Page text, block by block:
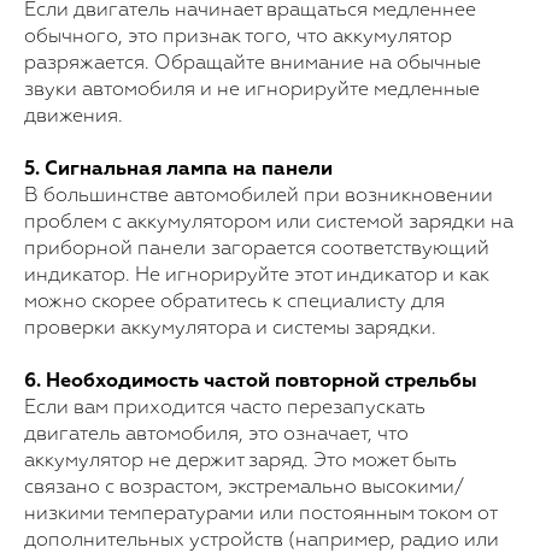
Если двигатель начинает вращаться медленнее
обычного, это признак того, что аккумулятор
разряжается. Обращайте внимание на обычные
звуки автомобиля и не игнорируйте медленные
движения.
5. Сигнальная лампа на панели
В большинстве автомобилей при возникновении
проблем с аккумулятором или системой зарядки на
приборной панели загорается соответствующий
индикатор. Не игнорируйте этот индикатор и как
можно скорее обратитесь к специалисту для
проверки аккумулятора и системы зарядки.
6. Необходимость частой повторной стрельбы
Если вам приходится часто перезапускать
двигатель автомобиля, это означает, что
аккумулятор не держит заряд. Это может быть
связано с возрастом, экстремально высокими/
низкими температурами или постоянным током от
дополнительных устройств (например, радио или